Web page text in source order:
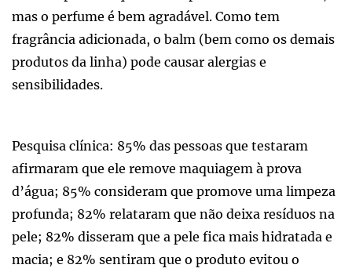
mas o perfume é bem agradável. Como tem
fragrância adicionada, o balm (bem como os demais
produtos da linha) pode causar alergias e
sensibilidades.
Pesquisa clínica: 85% das pessoas que testaram
afirmaram que ele remove maquiagem à prova
d’água; 85% consideram que promove uma limpeza
profunda; 82% relataram que não deixa resíduos na
pele; 82% disseram que a pele fica mais hidratada e
macia; e 82% sentiram que o produto evitou o